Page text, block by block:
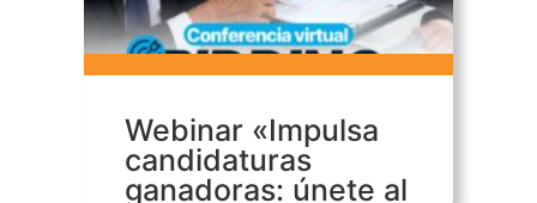
Webinar «Impulsa
candidaturas
ganadoras: únete al